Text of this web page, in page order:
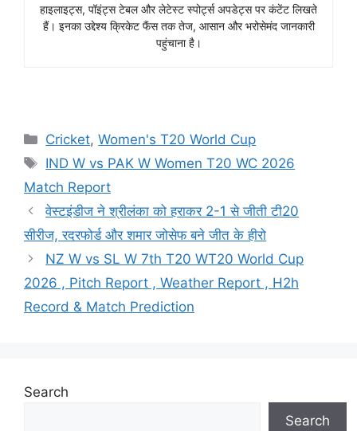
हाइलाइट्स, पॉइंट्स टेबल और लेटेस्ट स्पोर्ट्स अपडेट्स पर कंटेंट लिखते
हैं। इनका उद्देश्य क्रिकेट फैंस तक तेज, आसान और भरोसेमंद जानकारी
पहुंचाना है।
Cricket,Women's T20 World Cup
IND W vs PAK W Women T20 WC 2026
Match Report
वेस्टइंडीज ने श्रीलंका को हराकर 2-1 से जीती टी20
सीरीज, रदरफोर्ड और शमार जोसेफ बने जीत के हीरो
NZ W vs SL W 7th T20 WT20 World Cup
2026 , Pitch Report , Weather Report , H2h
Record & Match Prediction
Search
Search